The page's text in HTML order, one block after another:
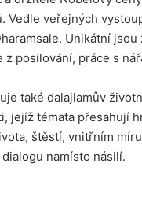
Vedle veřejných
Unikátní
z posilování, práce s
také dalajlamův
jejíž témata přesahují
štěstí, vnitřním
namísto násilí.